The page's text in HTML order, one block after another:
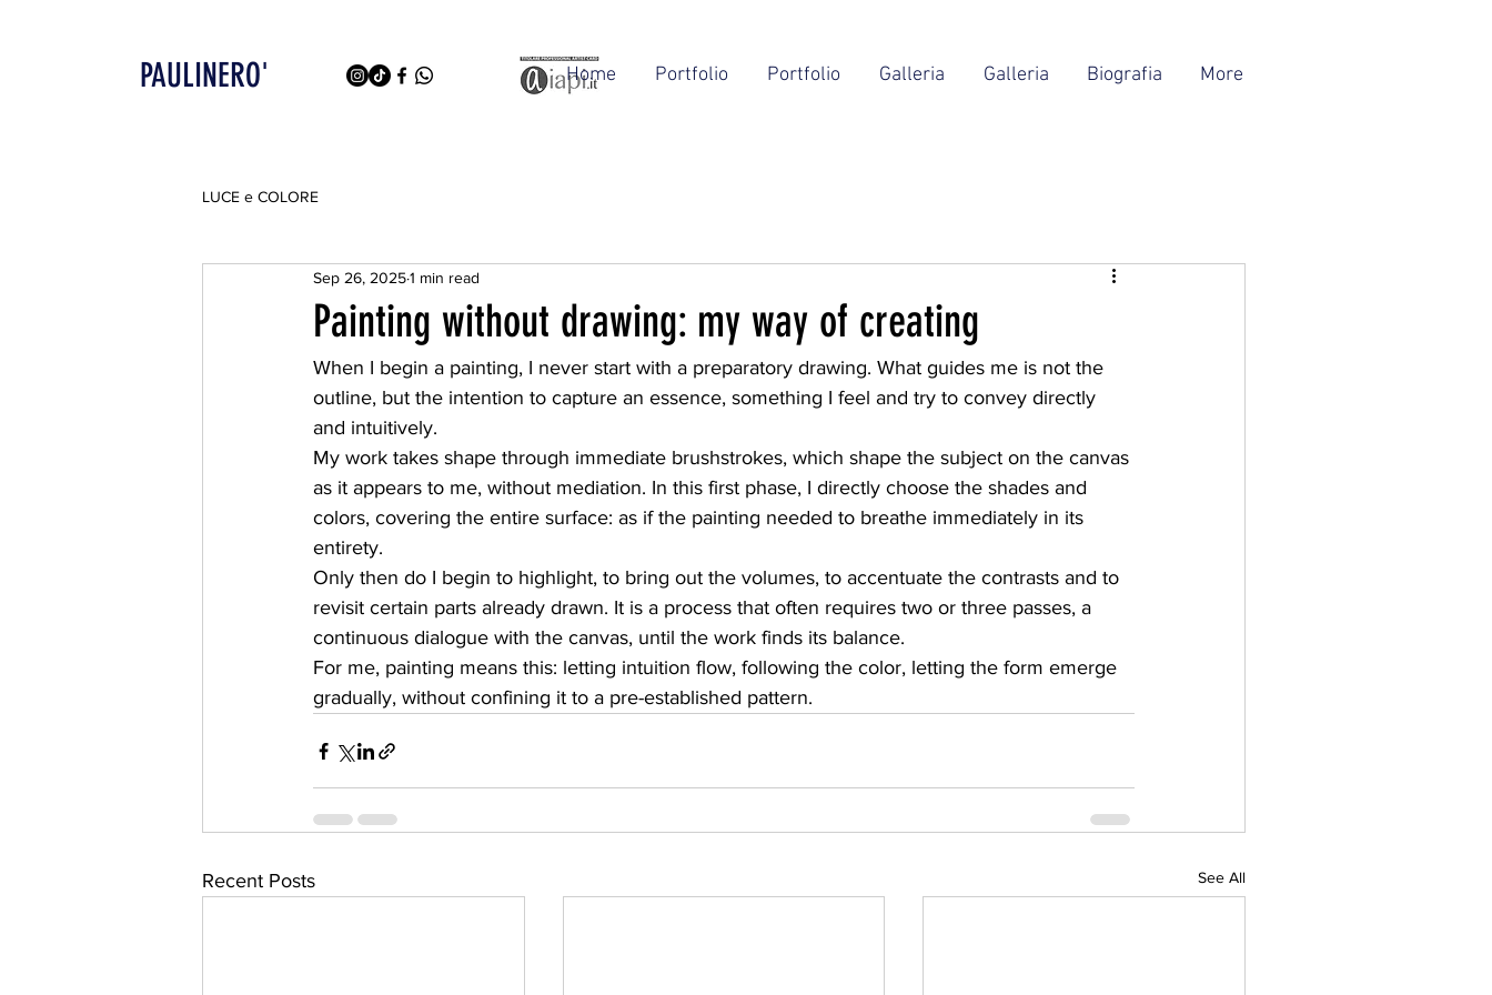
PAULINERO' Home Portfolio Portfolio Galleria Galleria Biografia More
LUCE e COLORE
Painting without drawing: my way of creating
Sep 26, 20251 min read
When I begin a painting, I never start with a preparatory drawing. What guides me is not the
outline, but the intention to capture an essence, something I feel and try to convey directly
and intuitively.
My work takes shape through immediate brushstrokes, which shape the subject on the canvas
as it appears to me, without mediation. In this first phase, I directly choose the shades and
colors, covering the entire surface: as if the painting needed to breathe immediately in its
entirety.
Only then do I begin to highlight, to bring out the volumes, to accentuate the contrasts and to
revisit certain parts already drawn. It is a process that often requires two or three passes, a
continuous dialogue with the canvas, until the work finds its balance.
For me, painting means this: letting intuition flow, following the color, letting the form emerge
gradually, without confining it to a pre-established pattern.
Recent Posts See All